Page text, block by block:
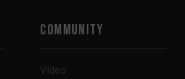
COMMUNITY
Vídeo